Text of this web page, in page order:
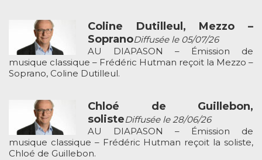
Coline Dutilleul, Mezzo –
SopranoDiffusée le 05/07/26
AU DIAPASON – Émission de
musique classique – Frédéric Hutman reçoit la Mezzo –
Soprano, Coline Dutilleul.
Chloé de Guillebon,
solisteDiffusée le 28/06/26
AU DIAPASON – Émission de
musique classique – Frédéric Hutman reçoit la soliste,
Chloé de Guillebon.